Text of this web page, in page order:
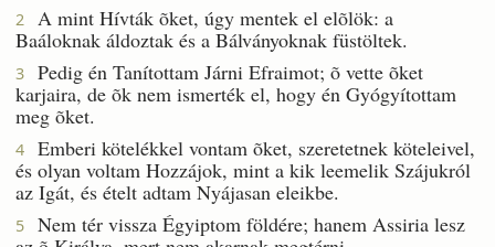
2
A mint Hívták õket, úgy mentek el elõlök: a
Baáloknak áldoztak és a Bálványoknak füstöltek.
3
Pedig én Tanítottam Járni Efraimot; õ vette õket
karjaira, de õk nem ismerték el, hogy én Gyógyítottam
meg õket.
4
Emberi kötelékkel vontam õket, szeretetnek köteleivel,
és olyan voltam Hozzájok, mint a kik leemelik Szájukról
az Igát, és ételt adtam Nyájasan eleikbe.
5
Nem tér vissza Égyiptom földére; hanem Assiria lesz